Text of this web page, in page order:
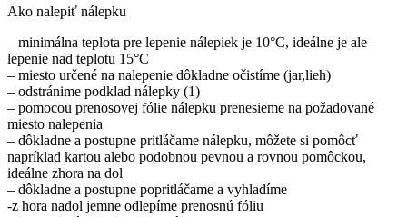
Ako nalepiť nálepku
– minimálna teplota pre lepenie nálepiek je 10°C, ideálne je ale
lepenie nad teplotu 15°C
– miesto určené na nalepenie dôkladne očistíme (jar,lieh)
– odstránime podklad nálepky (1)
– pomocou prenosovej fólie nálepku prenesieme na požadované
miesto nalepenia
– dôkladne a postupne pritláčame nálepku, môžete si pomôcť
napríklad kartou alebo podobnou pevnou a rovnou pomôckou,
ideálne zhora na dol
– dôkladne a postupne popritláčame a vyhladíme
-z hora nadol jemne odlepíme prenosnú fóliu